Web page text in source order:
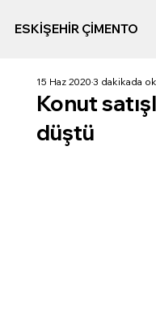
ESKİŞEHİR ÇİMENTO
Konut
düştü
15 Haz 20203 dakikada